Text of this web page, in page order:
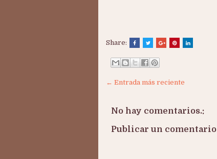
Share:
← Entrada más reciente
No hay comentarios.:
Publicar un comentario